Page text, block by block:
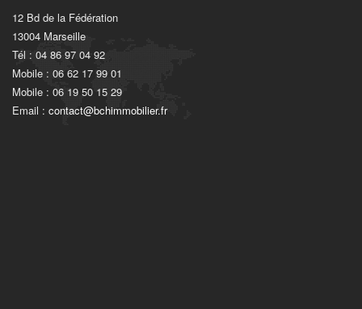
12 Bd de la Fédération
13004 Marseille
Tél : 04 86 97 04 92
Mobile : 06 62 17 99 01
Mobile : 06 19 50 15 29
Email : contact@bchimmobilier.fr